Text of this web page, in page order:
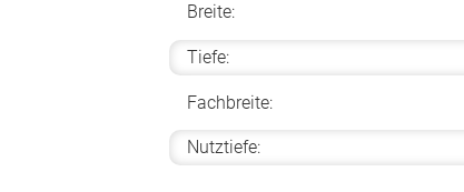
Breite:
Tiefe:
Fachbreite:
Nutztiefe: